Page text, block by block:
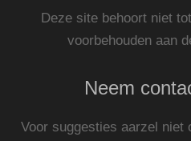
Deze site behoort niet
voorbehouden aan
Neem
Voor suggesties aarzel niet